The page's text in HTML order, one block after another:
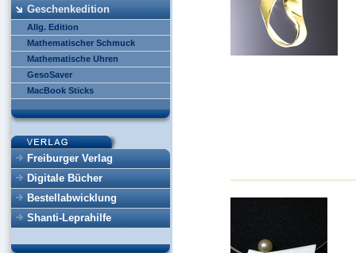
Geschenkedition
Allg. Edition
Mathematischer Schmuck
Mathematische Uhren
GesoSaver
MacBook Sticks
Freiburger Verlag
Digitale Bücher
Bestellabwicklung
Shanti-Leprahilfe